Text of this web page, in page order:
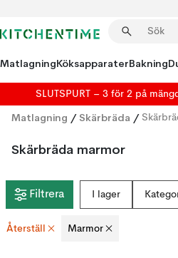
MatlagningKöksapparaterBakning
SLUTSPURT – 3 för 2 på
Matlagning / Skärbräda /
Skärbräda marmor
Filtrera I lager
Återställ Marmor